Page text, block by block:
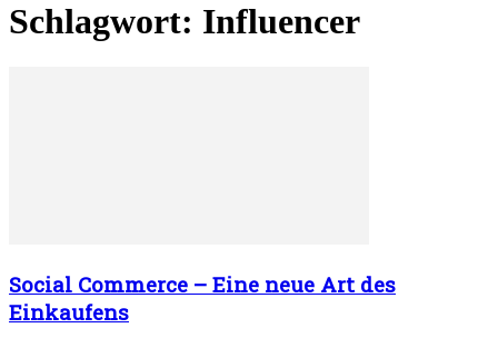
Schlagwort: Influencer
Social Commerce – Eine neue Art des
Einkaufens